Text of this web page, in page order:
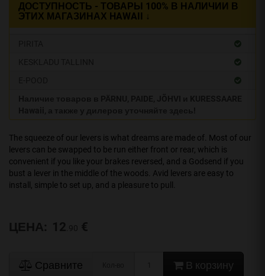
ДОСТУПНОСТЬ - ТОВАРЫ 100% В НАЛИЧИИ В
ЭТИХ МАГАЗИНАХ HAWAII ↓
The squeeze of our levers is what dreams are made of. Most of our
levers can be swapped to be run either front or rear, which is
convenient if you like your brakes reversed, and a Godsend if you
bust a lever in the middle of the woods. Avid levers are easy to
install, simple to set up, and a pleasure to pull.
Сравните В корзину